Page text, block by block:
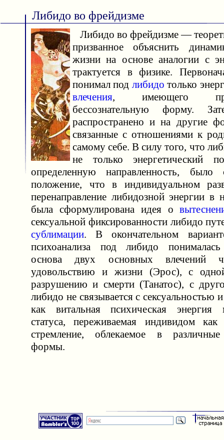
Либидо во фрейдизме
Либидо во фрейдизме —
призванное объяснить
жизни на основе аналогии с
трактуется в физике.
понимал под либидо только
влечения, имеющего
бессознательную форму.
распространено и на другие
связанные с отношениями к
самому себе. В силу того, что
не только энергетический
определенную направленность, было
положение, что в индивидуальном
перенаправление либидозной энергии в
была сформулирована идея о
сексуальной фиксированности либидо
сублимации. В окончательном
психоанализа под либидо понималась
основа двух основных влечений
удовольствию и жизни (Эрос), с
разрушению и смерти (Танатос), с
либидо не связывается с сексуальностью
как витальная психическая энергия
статуса, переживаемая индивидом как
стремление, облекаемое в различные
формы.